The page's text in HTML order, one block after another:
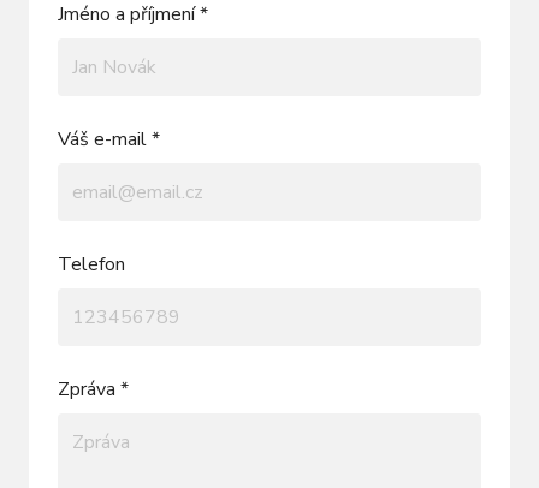
Jméno a příjmení *
Váš e-mail *
Telefon
Zpráva *